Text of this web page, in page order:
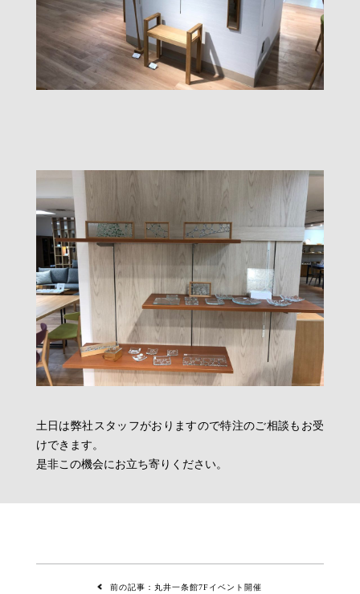
土日は弊社スタッフがおりますので特注のご相談もお受
けできます。
是非この機会にお立ち寄りください。
前の記事：丸井一条館7Fイベント開催